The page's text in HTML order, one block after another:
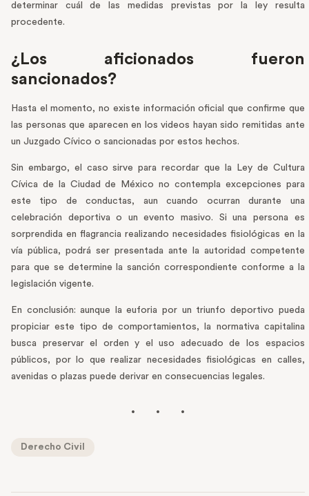
determinar cuál de las medidas previstas por la ley resulta
procedente.
¿Los aficionados fueron
sancionados?
Hasta el momento, no existe información oficial que confirme que
las personas que aparecen en los videos hayan sido remitidas ante
un Juzgado Cívico o sancionadas por estos hechos.
Sin embargo, el caso sirve para recordar que la Ley de Cultura
Cívica de la Ciudad de México no contempla excepciones para
este tipo de conductas, aun cuando ocurran durante una
celebración deportiva o un evento masivo. Si una persona es
sorprendida en flagrancia realizando necesidades fisiológicas en la
vía pública, podrá ser presentada ante la autoridad competente
para que se determine la sanción correspondiente conforme a la
legislación vigente.
En conclusión: aunque la euforia por un triunfo deportivo pueda
propiciar este tipo de comportamientos, la normativa capitalina
busca preservar el orden y el uso adecuado de los espacios
públicos, por lo que realizar necesidades fisiológicas en calles,
avenidas o plazas puede derivar en consecuencias legales.
Derecho Civil